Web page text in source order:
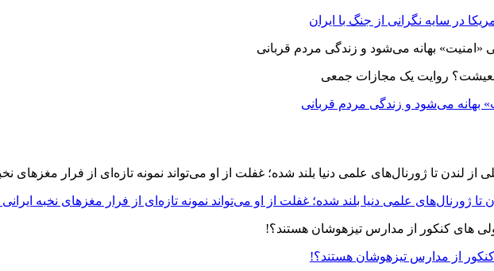
در سایه نگرانی از جنگ با ایران
معیشت؟ روایت یک مجازات جمعی
بهانه می‌شود و زندگی مردم قربانی
ژورنال‌های علمی دنیا بلند شده؛ غفلت از او می‌تواند نمونه تازه‌ای از فرار مغزهای نخبه ایرانی
کنکور از مدارس تیزهوشان هستند؟!